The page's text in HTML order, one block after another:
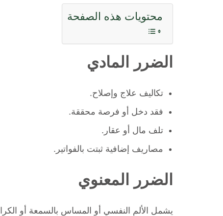
محتويات هذه الصفحة
الضرر المادي
تكاليف علاج وإصلاح.
فقد دخل أو فرصة محققة.
تلف مال أو عقار.
مصاريف إضافية ثبتت بالفواتير.
الضرر المعنوي
يشمل الألم النفسي أو المساس بالسمعة أو